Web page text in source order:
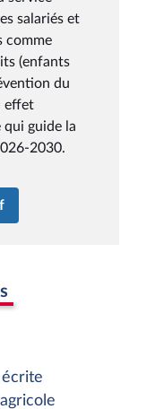
salariés et
comme
(enfants
du
effet
qui guide la
2030.